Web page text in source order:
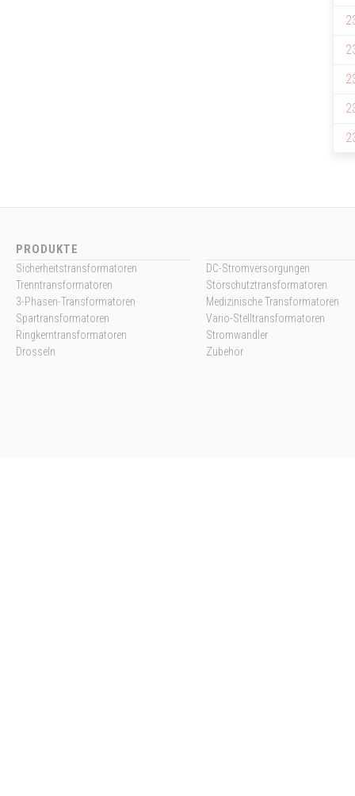
PRODUKTE
Sicherheitstransformatoren
Trenntransformatoren
3-Phasen-Transformatoren
Spartransformatoren
Ringkerntransformatoren
Drosseln
DC-Stromversorgungen
Störschutztransformatoren
Medizinische Transformatoren
Vario-Stelltransformatoren
Stromwandler
Zubehör